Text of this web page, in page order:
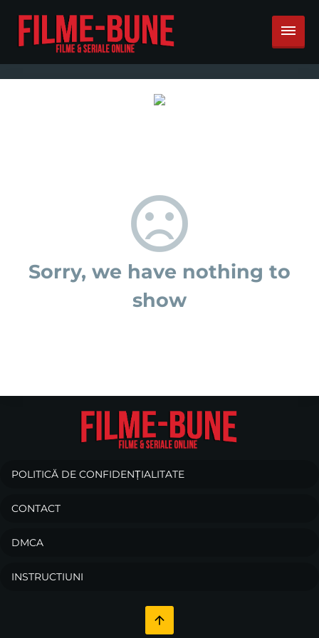
Sorry, we have nothing to
show
POLITICĂ DE CONFIDENȚIALITATE
CONTACT
DMCA
INSTRUCTIUNI